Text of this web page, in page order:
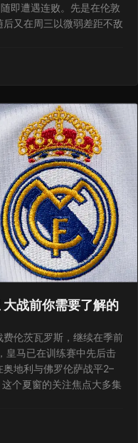
即遭遇连败。先是在伦敦
又在周三以微弱差距不敌
战前你需要了解的
伦茨瓦罗斯，继续在季前
皇马已在训练赛中先后击
地利与佛罗伦萨战平2–
个夏窗的关注焦点大多集